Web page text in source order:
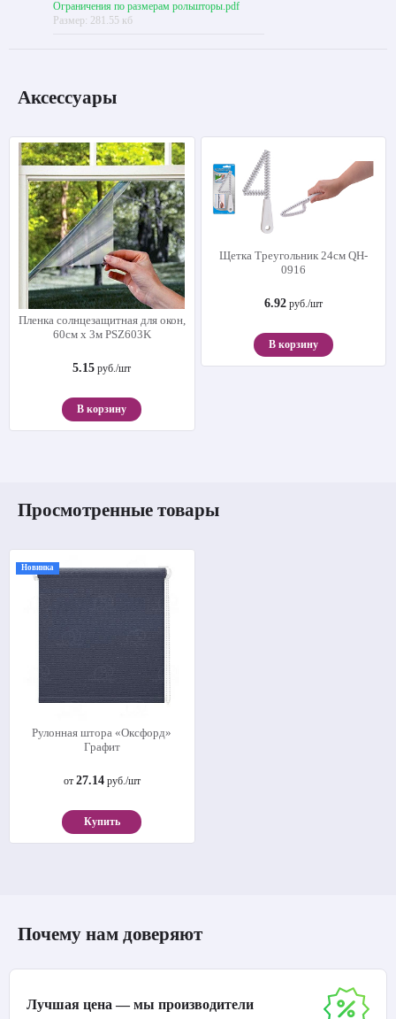
Ограничения по размерам рольшторы.pdf
Размер: 281.55 кб
Аксессуары
Пленка солнцезащитная для окон,
60см х 3м PSZ603K
5.15 руб./шт
В корзину
Щетка Треугольник 24см QH-
0916
6.92руб./шт
В корзину
Просмотренные товары
Новинка
Рулонная штора «Оксфорд»
Графит
от 27.14руб./шт
Купить
Почему нам доверяют
Лучшая цена — мы производители